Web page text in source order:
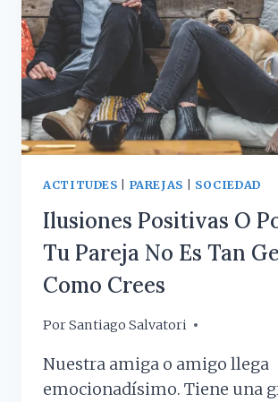
GUSTA
PONER
LOS
ADORNOS
NAVIDAD
ANTES
DE
ACTITUDES PAREJAS SOCIEDAD
Ilusiones Positivas O
Tu Pareja No Es Tan
Como Crees
PorSantiago Salvatori
13 febrero, 2018
Nuestra amiga o amigo llega
emocionadísimo. Tiene una